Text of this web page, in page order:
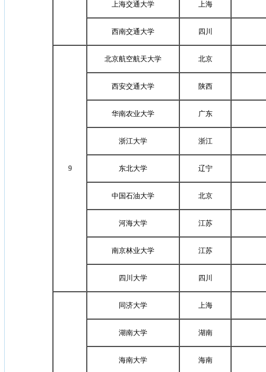
上海交通大学 上海
西南交通大学 四川
9
北京航空航天大学 北京
西安交通大学 陕西
华南农业大学 广东
浙江大学 浙江
东北大学 辽宁
中国石油大学 北京
河海大学 江苏
南京林业大学 江苏
四川大学 四川
同济大学 上海
湖南大学 湖南
海南大学 海南